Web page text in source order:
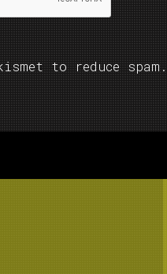
to reduce spam.